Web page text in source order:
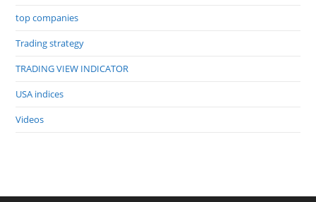
top companies
Trading strategy
TRADING VIEW INDICATOR
USA indices
Videos